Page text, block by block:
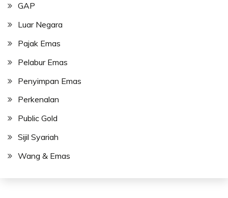
GAP
Luar Negara
Pajak Emas
Pelabur Emas
Penyimpan Emas
Perkenalan
Public Gold
Sijil Syariah
Wang & Emas